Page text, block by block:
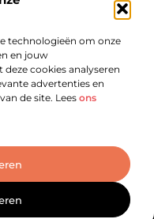
technologieën om onze
en jouw
cookies analyseren
advertenties en
de site. Lees ons
verzameld.
bywww.debandzooi.nl.